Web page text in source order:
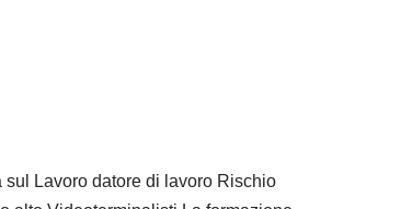
Lavoro datore di lavoro Rischio